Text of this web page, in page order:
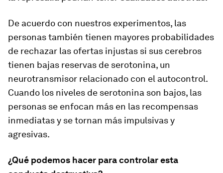
De acuerdo con nuestros experimentos, las
personas también tienen mayores probabilidades
de rechazar las ofertas injustas si sus cerebros
tienen bajas reservas de serotonina, un
neurotransmisor relacionado con el autocontrol.
Cuando los niveles de serotonina son bajos, las
personas se enfocan más en las recompensas
inmediatas y se tornan más impulsivas y
agresivas.
¿Qué podemos hacer para controlar esta